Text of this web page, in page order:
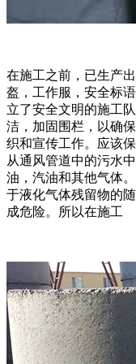
在施工之前，已生产
盔，工作服，安全标
立了安全文明的施工
洁，加固围栏，以确
织和宣传工作。应该
从通风管道中的污水
油，汽油和其他气体
于液化气体残留物的
成危险。所以在施工